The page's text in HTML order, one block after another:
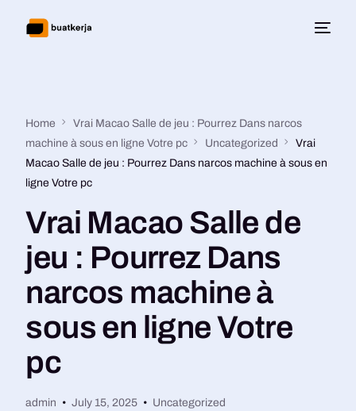
Home
Vrai Macao Salle de jeu : Pourrez Dans narcos
machine à sous en ligne Votre pc
Uncategorized
Vrai
Macao Salle de jeu : Pourrez Dans narcos machine à sous en
ligne Votre pc
Vrai Macao Salle de
jeu : Pourrez Dans
narcos machine à
sous en ligne Votre
pc
admin July 15, 2025 Uncategorized